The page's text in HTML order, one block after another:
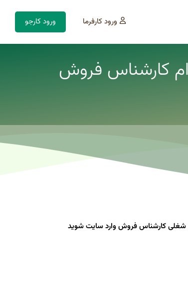
ورود کارفرما ورود کارجو
کارشناس فروش
شغلی کارشناس فروش وارد سایت شوید